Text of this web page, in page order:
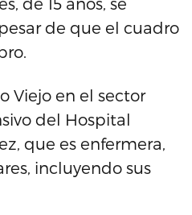
de que el cuadro
Viejo en el sector
del Hospital
que es enfermera,
incluyendo sus